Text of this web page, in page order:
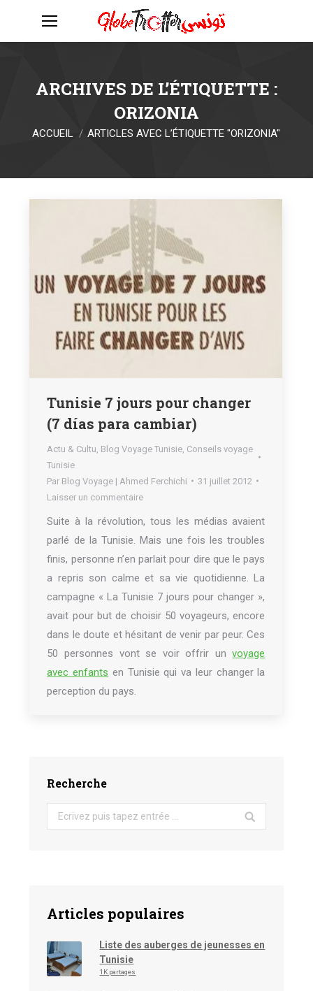
ARCHIVES DE L’ÉTIQUETTE :
ORIZONIA
Vous êtes ici :
ACCUEIL ARTICLES AVEC L’ÉTIQUETTE "ORIZONIA"
Tunisie 7 jours pour changer
(7 días para cambiar)
Actu & Cultu Blog Voyage Tunisie Conseils voyage
Tunisie
Par Blog Voyage | Ahmed Ferchichi
31 juillet 2012
Laisser un commentaire
Suite à la révolution, tous les médias avaient
parlé de la Tunisie. Mais une fois les troubles
finis, personne n’en parlait pour dire que le pays
a repris son calme et sa vie quotidienne. La
campagne « La Tunisie 7 jours pour changer »,
avait pour but de choisir 50 voyageurs, encore
dans le doute et hésitant de venir par peur. Ces
50 personnes vont se voir offrir unvoyage
avec enfants en Tunisie qui va leur changer la
perception du pays.
Recherche
Search:
Articles populaires
Liste des auberges de jeunesses en
Tunisie
1K partages